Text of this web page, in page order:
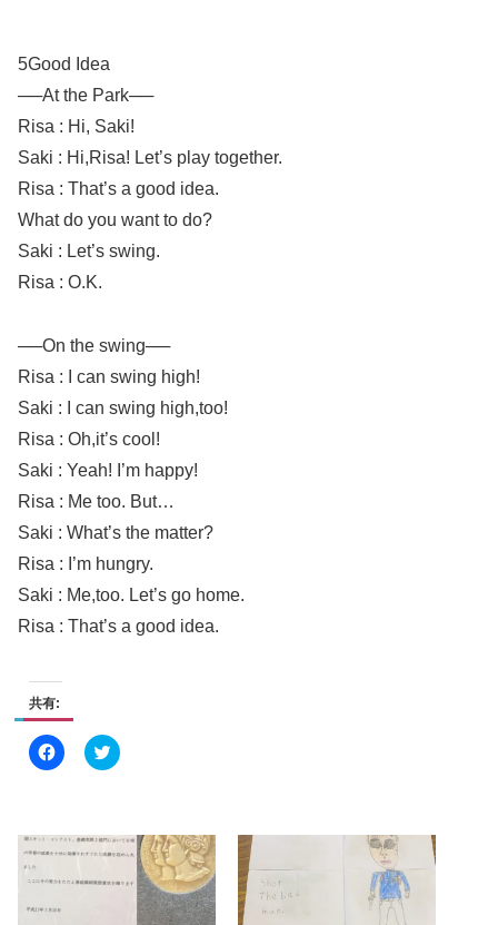
5Good Idea
──At the Park──
Risa : Hi, Saki!
Saki : Hi,Risa! Let’s play together.
Risa : That’s a good idea.
What do you want to do?
Saki : Let’s swing.
Risa : O.K.
──On the swing──
Risa : I can swing high!
Saki : I can swing high,too!
Risa : Oh,it’s cool!
Saki : Yeah! I’m happy!
Risa : Me too. But…
Saki : What’s the matter?
Risa : I’m hungry.
Saki : Me,too. Let’s go home.
Risa : That’s a good idea.
共有:
F
a
o
k
共
す
ク
リ
T
w
t